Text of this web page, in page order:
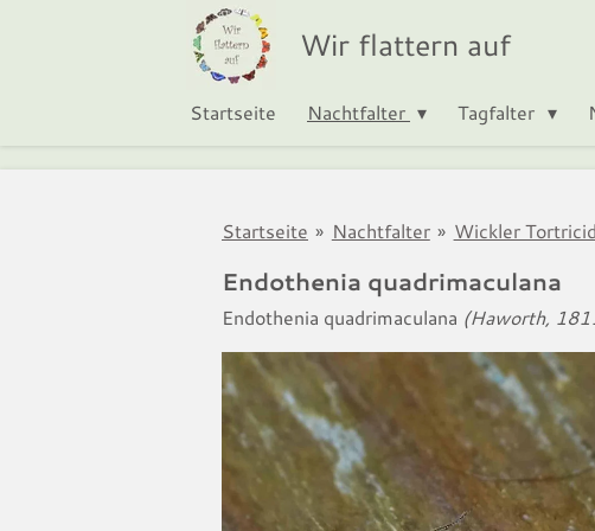
Wir flattern auf
Startseite Nachtfalter Tagfalter
Startseite » Nachtfalter » Wickler
Endothenia quadrimaculana
Endothenia quadrimaculana (Haworth,